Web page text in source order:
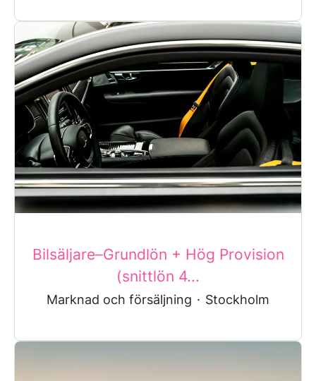
Bilsäljare–Grundlön + Hög Provision
(snittlön 4...
Marknad och försäljning · Stockholm